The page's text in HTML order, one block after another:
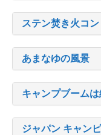
ステン焚き火コン
あまなゆの風景
キャンプブーム
ジャパン キャン